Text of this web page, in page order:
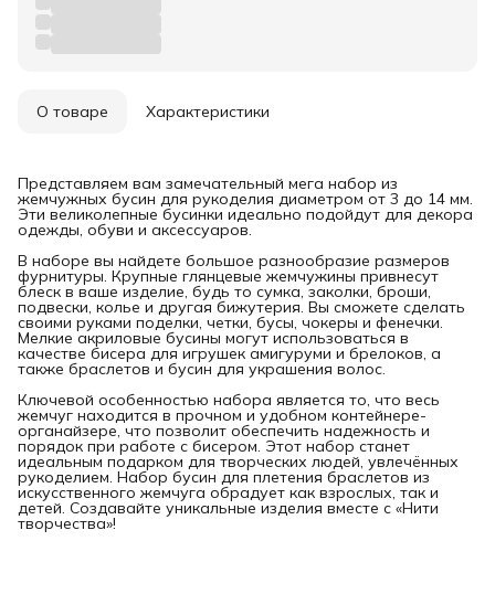
О товаре Характеристики
Представляем вам замечательный мега набор из
жемчужных бусин для рукоделия диаметром от 3 до 14 мм.
Эти великолепные бусинки идеально подойдут для декора
одежды, обуви и аксессуаров.
В наборе вы найдете большое разнообразие размеров
фурнитуры. Крупные глянцевые жемчужины привнесут
блеск в ваше изделие, будь то сумка, заколки, броши,
подвески, колье и другая бижутерия. Вы сможете сделать
своими руками поделки, четки, бусы, чокеры и фенечки.
Мелкие акриловые бусины могут использоваться в
качестве бисера для игрушек амигуруми и брелоков, а
также браслетов и бусин для украшения волос.
Ключевой особенностью набора является то, что весь
жемчуг находится в прочном и удобном контейнере-
органайзере, что позволит обеспечить надежность и
порядок при работе с бисером. Этот набор станет
идеальным подарком для творческих людей, увлечённых
рукоделием. Набор бусин для плетения браслетов из
искусственного жемчуга обрадует как взрослых, так и
детей. Создавайте уникальные изделия вместе с «Нити
творчества»!